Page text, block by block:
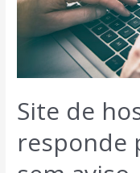
Site de
responde